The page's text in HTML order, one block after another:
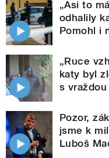
„Asi to
odhalily
Pomohl i
„Ruce
katy byl
s
Pozor,
jsme k
Luboš